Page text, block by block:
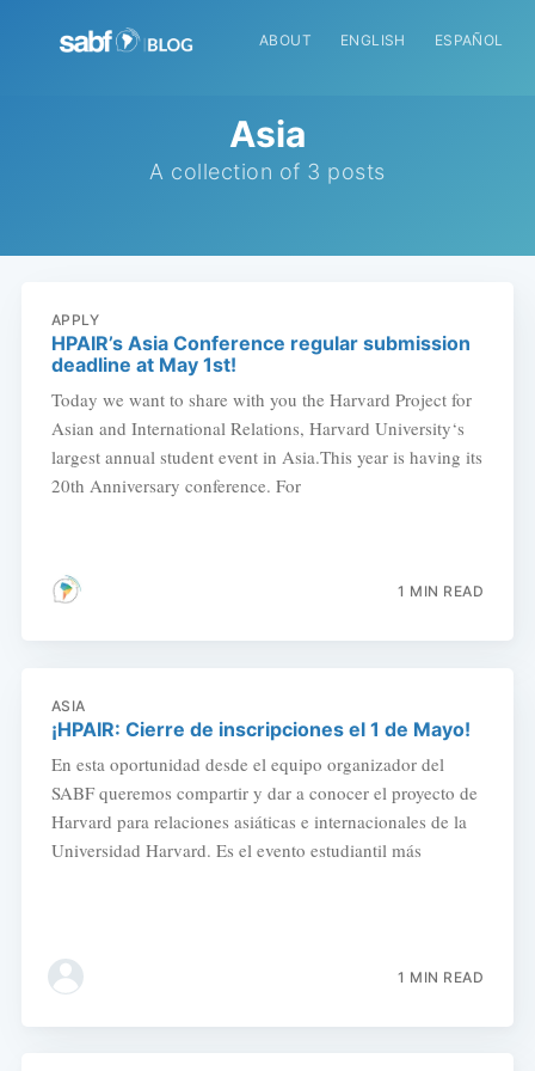
ABOUT ENGLISH ESPAÑOL
Asia
A collection of 3 posts
APPLY
HPAIR’s Asia Conference regular submission
deadline at May 1st!
Today we want to share with you the Harvard Project for
Asian and International Relations, Harvard University‘s
largest annual student event in Asia.This year is having its
20th Anniversary conference. For
1 MIN READ
ASIA
¡HPAIR: Cierre de inscripciones el 1 de Mayo!
En esta oportunidad desde el equipo organizador del
SABF queremos compartir y dar a conocer el proyecto de
Harvard para relaciones asiáticas e internacionales de la
Universidad Harvard. Es el evento estudiantil más
1 MIN READ